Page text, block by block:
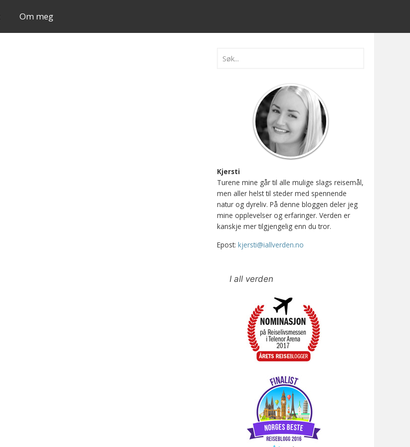
Om meg
Kjersti
Turene mine går til alle mulige slags reisemål,
men aller helst til steder med spennende
natur og dyreliv. På denne bloggen deler jeg
mine opplevelser og erfaringer. Verden er
kanskje mer tilgjengelig enn du tror.
Epost: kjersti@iallverden.no
I all verden